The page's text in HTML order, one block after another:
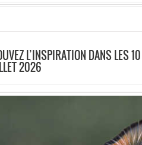
L’INSPIRATION DANS LES
2026